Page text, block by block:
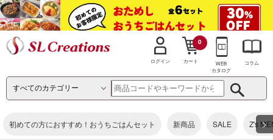
ログイン カート
0
WEB
カタログ
コラム
初めての方におすすめ！おうちごはんセット 新商品 SALE Z's >